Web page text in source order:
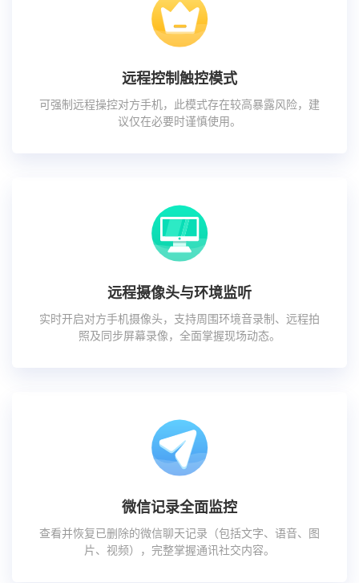
远程控制触控模式
可强制远程操控对方手机，此模式存在较高暴露风险，建
议仅在必要时谨慎使用。
远程摄像头与环境监听
实时开启对方手机摄像头，支持周围环境音录制、远程拍
照及同步屏幕录像，全面掌握现场动态。
微信记录全面监控
查看并恢复已删除的微信聊天记录（包括文字、语音、图
片、视频），完整掌握通讯社交内容。